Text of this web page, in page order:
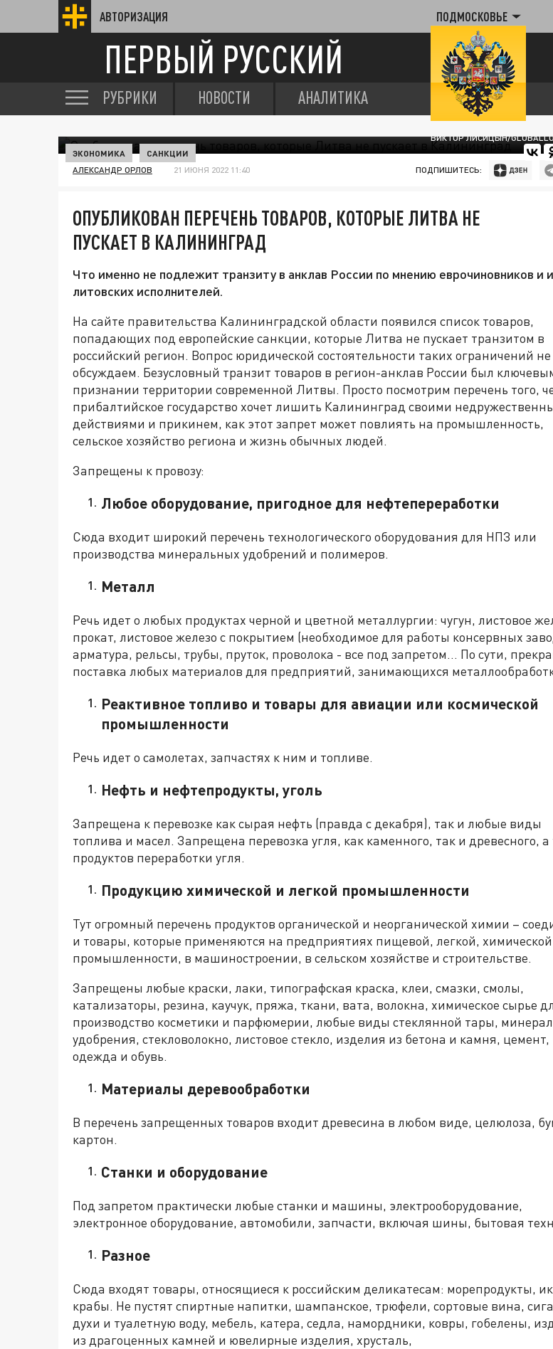
АВТОРИЗАЦИЯ ПОДМОСКОВЬЕ
ПЕРВЫЙ РУССКИЙ
РУБРИКИ НОВОСТИ АНАЛИТИКА
ВИКТОР ЛИСИЦЫН/
ЭКОНОМИКА САНКЦИИ
АЛЕКСАНДР ОРЛОВ 21 ИЮНЯ 2022 11:40 ПОДПИШИТЕСЬ:
ОПУБЛИКОВАН ПЕРЕЧЕНЬ ТОВАРОВ, КОТОРЫЕ ЛИТВА НЕ
ПУСКАЕТ В КАЛИНИНГРАД
Что именно не подлежит транзиту в анклав России по мнению еврочиновников и
литовских исполнителей.
На сайте правительства Калининградской области появился список товаров,
попадающих под европейские санкции, которые Литва не пускает транзитом в
российский регион. Вопрос юридической состоятельности таких ограничений не
обсуждаем. Безусловный транзит товаров в регион-анклав России был
признании территории современной Литвы. Просто посмотрим перечень того,
прибалтийское государство хочет лишить Калининград своими
действиями и прикинем, как этот запрет может повлиять на промышленность,
сельское хозяйство региона и жизнь обычных людей.
Запрещены к провозу:
Любое оборудование, пригодное для нефтепереработки
Сюда входит широкий перечень технологического оборудования для НПЗ или
производства минеральных удобрений и полимеров.
Металл
Речь идет о любых продуктах черной и цветной металлургии: чугун, листовое
прокат, листовое железо с покрытием (необходимое для работы консервных
арматура, рельсы, трубы, пруток, проволока - все под запретом… По сути,
поставка любых материалов для предприятий, занимающихся
Реактивное топливо и товары для авиации или космической
промышленности
Речь идет о самолетах, запчастях к ним и топливе.
Нефть и нефтепродукты, уголь
Запрещена к перевозке как сырая нефть (правда с декабря), так и любые виды
топлива и масел. Запрещена перевозка угля, как каменного, так и древесного, а
продуктов переработки угля.
Продукцию химической и легкой промышленности
Тут огромный перечень продуктов органической и неорганической химии –
и товары, которые применяются на предприятиях пищевой, легкой, химической
промышленности, в машиностроении, в сельском хозяйстве и строительстве.
Запрещены любые краски, лаки, типографская краска, клеи, смазки, смолы,
катализаторы, резина, каучук, пряжа, ткани, вата, волокна, химическое сырье
производство косметики и парфюмерии, любые виды стеклянной тары,
удобрения, стекловолокно, листовое стекло, изделия из бетона и камня, цемент,
одежда и обувь.
Материалы деревообработки
В перечень запрещенных товаров входит древесина в любом виде, целюлоза,
картон.
Станки и оборудование
Под запретом практически любые станки и машины, электрооборудование,
электронное оборудование, автомобили, запчасти, включая шины, бытовая
Разное
Сюда входят товары, относящиеся к российским деликатесам: морепродукты,
крабы. Не пустят спиртные напитки, шампанское, трюфели, сортовые вина,
духи и туалетную воду, мебель, катера, седла, намордники, ковры, гобелены,
из драгоценных камней и ювелирные изделия, хрусталь,